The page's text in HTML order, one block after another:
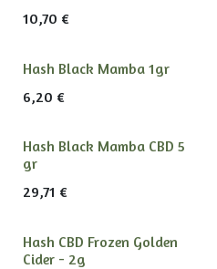
10,70 €
Hash Black Mamba 1gr
6,20 €
Hash Black Mamba CBD 5
gr
29,71 €
Hash CBD Frozen Golden
Cider - 2g